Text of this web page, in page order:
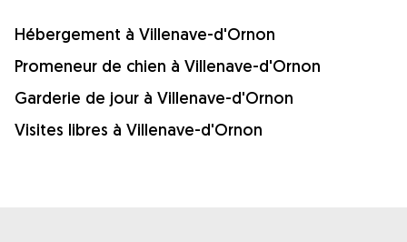
Hébergement à Villenave-d'Ornon
Promeneur de chien à Villenave-d'Ornon
Garderie de jour à Villenave-d'Ornon
Visites libres à Villenave-d'Ornon